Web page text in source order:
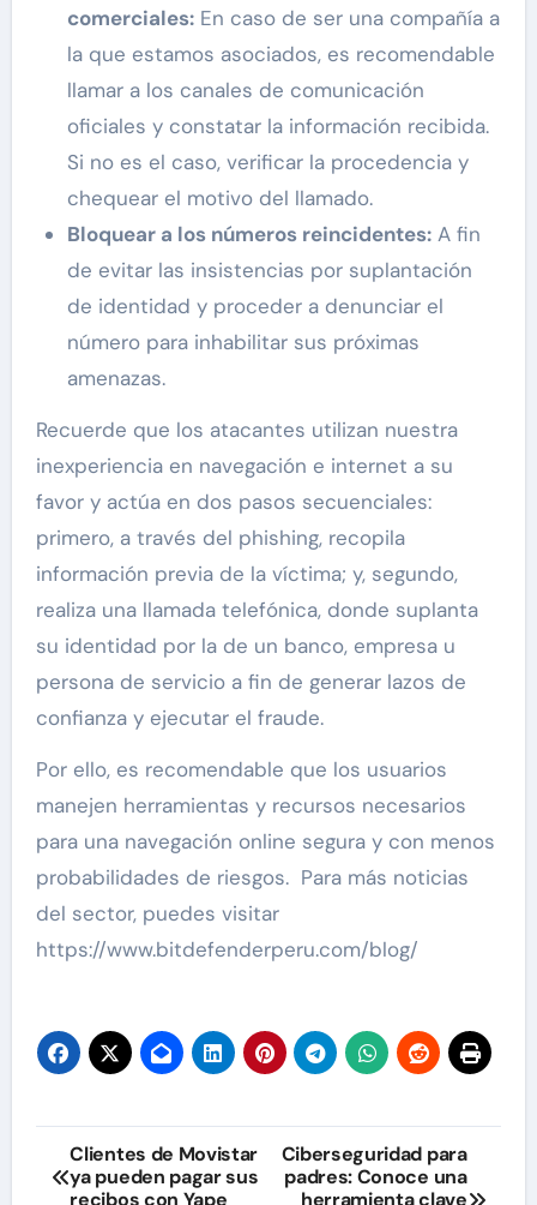
comerciales:En caso de ser una compañía a
la que estamos asociados, es recomendable
llamar a los canales de comunicación
oficiales y constatar la información recibida.
Si no es el caso, verificar la procedencia y
chequear el motivo del llamado.
Bloquear a los números reincidentes:A fin
de evitar las insistencias por suplantación
de identidad y proceder a denunciar el
número para inhabilitar sus próximas
amenazas.
Recuerde que los atacantes utilizan nuestra
inexperiencia en navegación e internet a su
favor y actúa en dos pasos secuenciales:
primero, a través del phishing, recopila
información previa de la víctima; y, segundo,
realiza una llamada telefónica, donde suplanta
su identidad por la de un banco, empresa u
persona de servicio a fin de generar lazos de
confianza y ejecutar el fraude.
Por ello, es recomendable que los usuarios
manejen herramientas y recursos necesarios
para una navegación online segura y con menos
probabilidades de riesgos. Para más noticias
del sector, puedes visitar
https://www.bitdefenderperu.com/blog/
Navegación
Clientes de Movistar
ya pueden pagar sus
Ciberseguridad para
padres: Conoce una